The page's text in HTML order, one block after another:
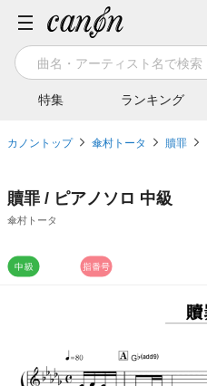
特集 ランキング
カノントップ 傘村トータ 贖罪
贖罪 / ピアノソロ 中級
傘村トータ